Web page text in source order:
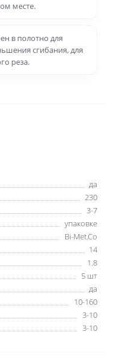
месте.
в полотно для
сгибания, для
реза.
да
230
3-7
упаковке
Bi-Met.Co
14
1.8
5 шт
да
10-160
3-10
3-10